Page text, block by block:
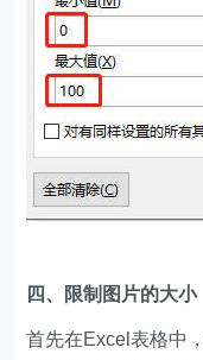
四、限制图片的大小
首先在Excel表格中